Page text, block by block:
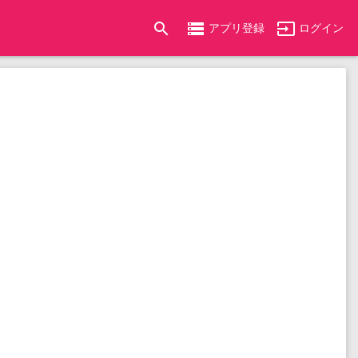
search storage アプリ登録 input ログイン